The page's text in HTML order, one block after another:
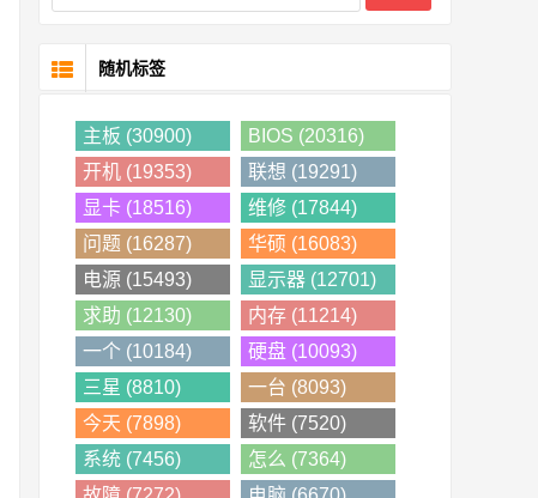
随机标签
主板 (30900)
BIOS (20316)
开机 (19353)
联想 (19291)
显卡 (18516)
维修 (17844)
问题 (16287)
华硕 (16083)
电源 (15493)
显示器 (12701)
求助 (12130)
内存 (11214)
一个 (10184)
硬盘 (10093)
三星 (8810)
一台 (8093)
今天 (7898)
软件 (7520)
系统 (7456)
怎么 (7364)